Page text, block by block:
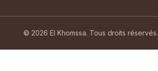
© 2026 El Khomssa. Tous droits réservés.